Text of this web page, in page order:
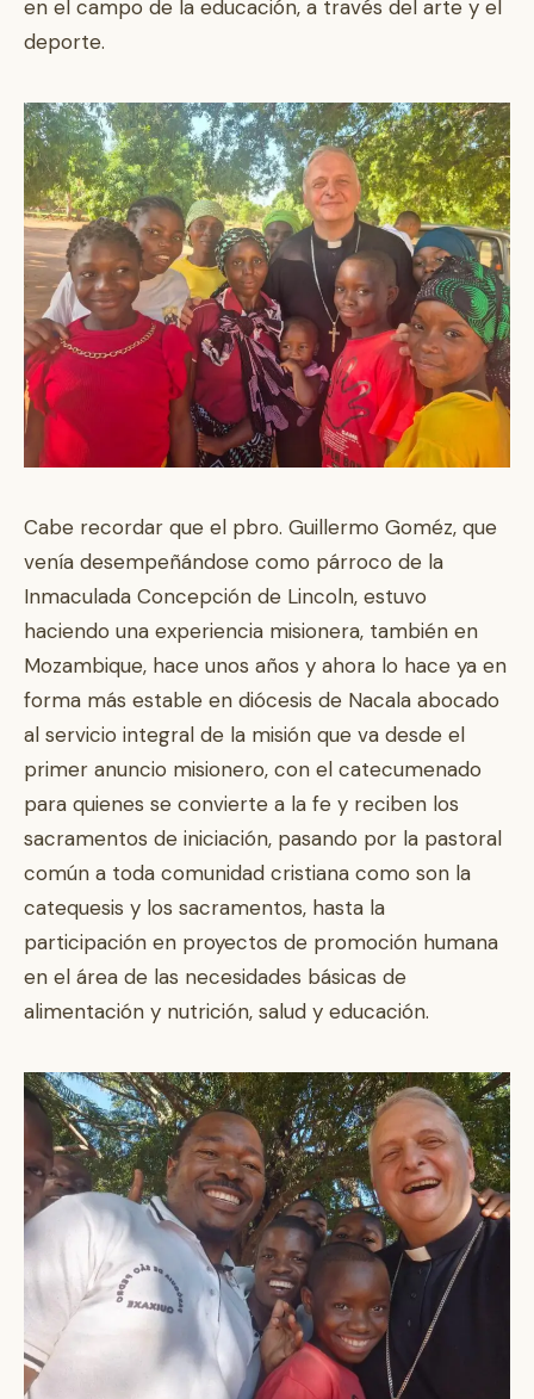
en el campo de la educación, a través del arte y el
deporte.
Cabe recordar que el pbro. Guillermo Goméz, que
venía desempeñándose como párroco de la
Inmaculada Concepción de Lincoln, estuvo
haciendo una experiencia misionera, también en
Mozambique, hace unos años y ahora lo hace ya en
forma más estable en diócesis de Nacala abocado
al servicio integral de la misión que va desde el
primer anuncio misionero, con el catecumenado
para quienes se convierte a la fe y reciben los
sacramentos de iniciación, pasando por la pastoral
común a toda comunidad cristiana como son la
catequesis y los sacramentos, hasta la
participación en proyectos de promoción humana
en el área de las necesidades básicas de
alimentación y nutrición, salud y educación.